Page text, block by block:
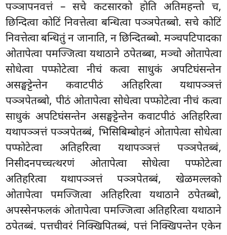
पञ्ञापनवत्तं – सचे कटसारको होति अतिमहन्तो च,
छिन्दित्वा कोटिं निवत्तेत्वा बन्धित्वा पञ्ञपेतब्बो. सचे कोटिं
निवत्तेत्वा बन्धितुं न जानाति, न छिन्दितब्बो. मञ्चपटिपादका
ओतापेत्वा पमज्जित्वा यथाठाने ठपेतब्बा, मञ्चो ओतापेत्वा
सोधेत्वा पप्फोटेत्वा नीचं कत्वा साधुकं अपटिघंसन्तेन
असङ्घट्टेन्तेन कवाटपीठं अतिहरित्वा यथापञ्ञत्तं
पञ्ञपेतब्बो, पीठं ओतापेत्वा सोधेत्वा पप्फोटेत्वा नीचं कत्वा
साधुकं अपटिघंसन्तेन असङ्घट्टेन्तेन कवाटपीठं अतिहरित्वा
यथापञ्ञत्तं पञ्ञपेतब्बं, भिसिबिम्बोहनं ओतापेत्वा सोधेत्वा
पप्फोटेत्वा अतिहरित्वा यथापञ्ञत्तं पञ्ञपेतब्बं,
निसीदनपच्चत्थरणं ओतापेत्वा सोधेत्वा पप्फोटेत्वा
अतिहरित्वा यथापञ्ञत्तं पञ्ञपेतब्बं, खेळमल्लको
ओतापेत्वा पमज्जित्वा अतिहरित्वा यथाठाने ठपेतब्बो,
अपस्सेनफलकं ओतापेत्वा पमज्जित्वा अतिहरित्वा यथाठाने
ठपेतब्बं. पत्तचीवरं निक्खिपितब्बं, पत्तं निक्खिपन्तेन एकेन